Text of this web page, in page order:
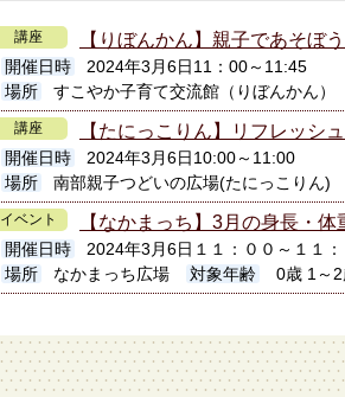
講座 【りぼんかん】親子であそぼ
開催日時
2024年3月6日11：00～11:45
場所
すこやか子育て交流館（りぼんかん）
講座 【たにっこりん】リフレッシ
開催日時
2024年3月6日10:00～11:00
場所
南部親子つどいの広場(たにっこりん)
イベント 【なかまっち】3月の身長・体
開催日時
2024年3月6日１１：００～１１
場所
なかまっち広場 対象年齢 0歳 1～